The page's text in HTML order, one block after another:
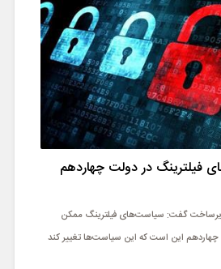
فیلترینگ در دولت چهاردهم
گفت: سیاست‌های فیلترینگ ممکن
چهاردهم این است که این سیاست‌ها تغییر کند